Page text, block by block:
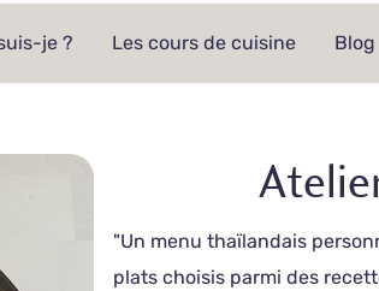
je ? Les cours de cuisine Blog
"Un menu thaïlandais
plats choisis parmi des